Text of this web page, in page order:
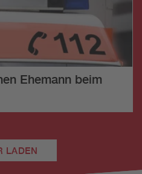
Ehemann beim
LADEN